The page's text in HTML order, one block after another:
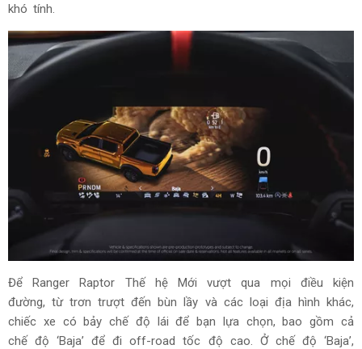
khó tính.
Để Ranger Raptor Thế hệ Mới vượt qua mọi điều kiện
đường, từ trơn trượt đến bùn lầy và các loại địa hình khác,
chiếc xe có bảy chế độ lái để bạn lựa chọn, bao gồm cả
chế độ ‘Baja’ để đi off-road tốc độ cao. Ở chế độ ‘Baja’,